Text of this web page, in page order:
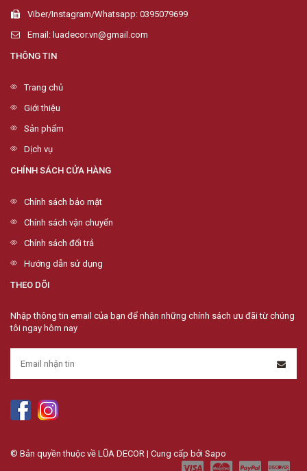
Viber/Instagram/Whatsapp: 0395079699
Email: luadecor.vn@gmail.com
THÔNG TIN
Trang chủ
Giới thiệu
Sản phẩm
Dịch vụ
CHÍNH SÁCH CỬA HÀNG
Chính sách bảo mật
Chính sách vận chuyển
Chính sách đổi trả
Hướng dẫn sử dụng
THEO DÕI
Nhập thông tin email của bạn để nhận những chính sách ưu đãi từ chúng
tôi ngay hôm nay
© Bản quyền thuộc về LŨA DECOR | Cung cấp bởi Sapo